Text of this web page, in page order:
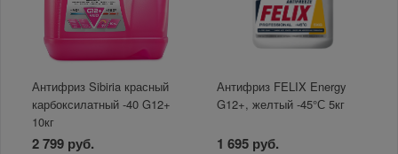
Антифриз Sibiria красный
карбоксилатный -40 G12+
10кг
2 799 руб.
Антифриз FELIX Energy
G12+, желтый -45°С 5кг
1 695 руб.